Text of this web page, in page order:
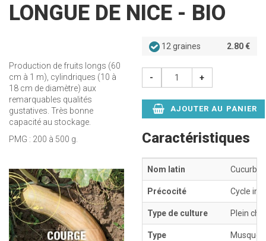
LONGUE DE NICE - BIO
Production de fruits longs (60
cm à 1 m), cylindriques (10 à
18 cm de diamètre) aux
remarquables qualités
gustatives. Très bonne
capacité au stockage.
PMG : 200 à 500 g.
12 graines 2.80 €
- +
AJOUTER AU PANIER
Caractéristiques
Nom latin
Précocité Cycle
Type de culture Plein
Type Musquée